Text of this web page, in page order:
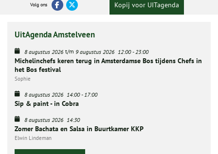
Volg ons Kopij voor UITagenda
UitAgenda Amstelveen
8 augustus 2026 t/m 9 augustus 2026 12:00-23:00
Michelinchefs keren terug in Amsterdamse Bos tijdens Chefs in
het Bos festival
Sophie
8 augustus 2026 14:00-17:00
Sip & paint - in Cobra
8 augustus 2026 14:30
Zomer Bachata en Salsa in Buurtkamer KKP
Elwin Lindeman